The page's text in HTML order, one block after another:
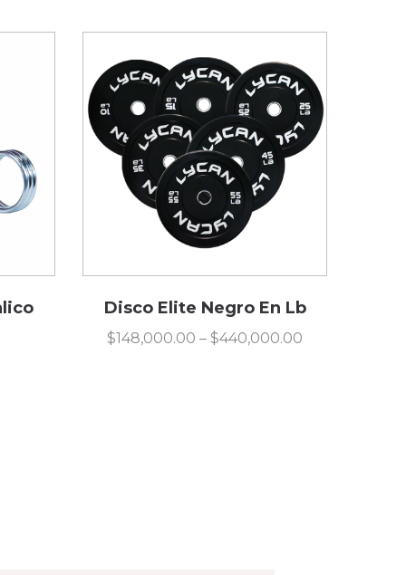
Disco Elite Negro En Lb
$148,000.00 – $440,000.00